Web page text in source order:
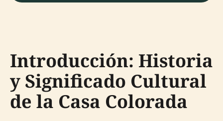
Introducción: Historia
y Significado Cultural
de la Casa Colorada